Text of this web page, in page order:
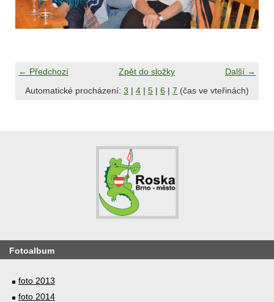
← Předchozí Další →
Zpět do složky
Automatické procházení: 3 | 4 | 5 | 6 | 7 (čas ve vteřinách)
Fotoalbum
foto 2013
foto 2014